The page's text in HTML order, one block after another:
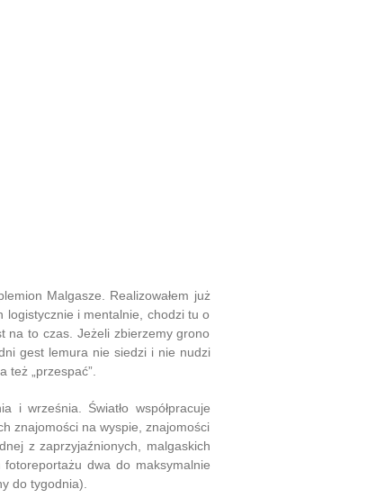
Malgasze. Realizowałem już
logistycznie i mentalnie, chodzi tu o
na to czas. Jeżeli zbierzemy grono
gest lemura nie siedzi i nie nudzi
też „przespać”.
i września. Światło współpracuje
znajomości na wyspie, znajomości
z zaprzyjaźnionych, malgaskich
dwa do maksymalnie
do tygodnia).